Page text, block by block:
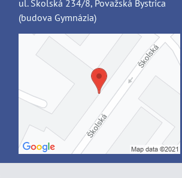
ul. Školská 234/8, Považská Bystrica
(budova Gymnázia)